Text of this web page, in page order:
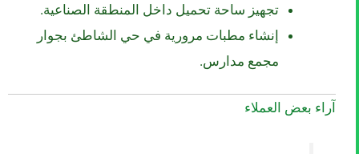
تجهيز ساحة تحميل داخل المنطقة الصناعية.
إنشاء مطبات مرورية في حي الشاطئ بجوار
مجمع مدارس.
آراء بعض العملاء